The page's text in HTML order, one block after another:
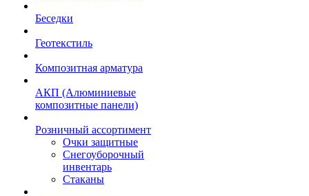
Беседки
Геотекстиль
Композитная арматура
АКП (Алюминиевые
композитные панели)
Розничный ассортимент
Очки защитные
Снегоуборочный
инвентарь
Стаканы